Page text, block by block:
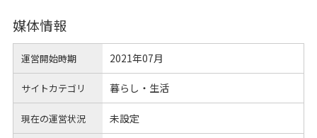
媒体情報
運営開始時期 2021年07月
サイトカテゴリ 暮らし・生活
現在の運営状況 未設定